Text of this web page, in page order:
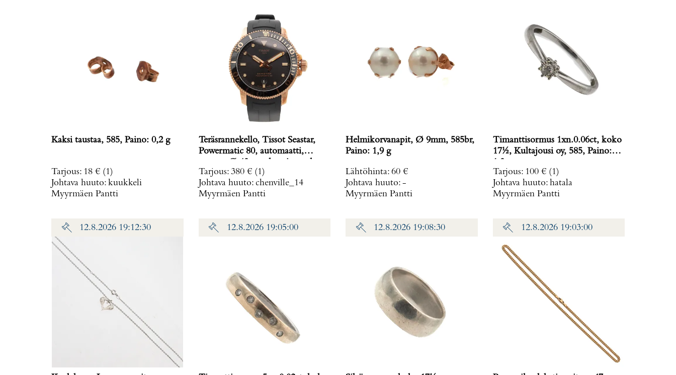
Kaksi taustaa, 585, Paino: 0,2 g
Tarjous: 18 € (1)
Johtava huuto: kuukkeli
Myyrmäen Pantti
Teräsrannekello, Tissot Seastar,
Powermatic 80, automaatti,
ref. T120407A,
Tarjous: 380 € (1)
Johtava huuto: chenville_14
Myyrmäen Pantti
Helmikorvanapit, Ø 9mm, 585br,
Paino: 1,9 g
Lähtöhinta: 60 €
Johtava huuto: -
Myyrmäen Pantti
Timanttisormus 1xn.0.06ct, koko
17½, Kultajousi oy, 585, Paino:
Tarjous: 100 € (1)
Johtava huuto: hatala
Myyrmäen Pantti
12.8.2026 19:12:30 12.8.2026 19:05:00 12.8.2026 19:08:30 12.8.2026 19:03:00